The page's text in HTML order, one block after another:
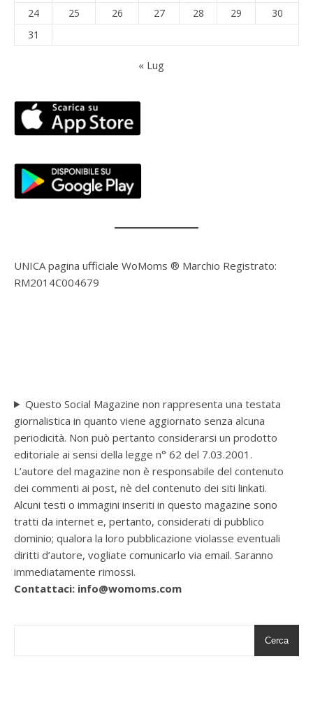
24
25 26 27 28 29
30
31
« Lug
UNICA pagina ufficiale WoMoms ® Marchio Registrato:
RM2014C004679
Questo Social Magazine non rappresenta una testata
giornalistica in quanto viene aggiornato senza alcuna
periodicità. Non può pertanto considerarsi un prodotto
editoriale ai sensi della legge n° 62 del 7.03.2001.
L’autore del magazine non è responsabile del contenuto
dei commenti ai post, nè del contenuto dei siti linkati.
Alcuni testi o immagini inseriti in questo magazine sono
tratti da internet e, pertanto, considerati di pubblico
dominio; qualora la loro pubblicazione violasse eventuali
diritti d’autore, vogliate comunicarlo via email. Saranno
immediatamente rimossi.
Contattaci: info@womoms.com
Cerca